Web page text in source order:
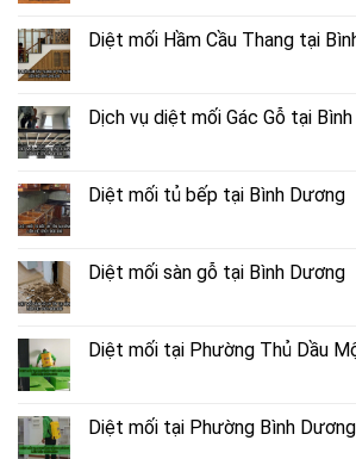
Diệt mối Hầm Cầu Thang tại
Dịch vụ diệt mối Gác Gỗ tại
Diệt mối tủ bếp tại Bình Dương
Diệt mối sàn gỗ tại Bình Dương
Diệt mối tại Phường Thủ Dầu
Diệt mối tại Phường Bình Dương